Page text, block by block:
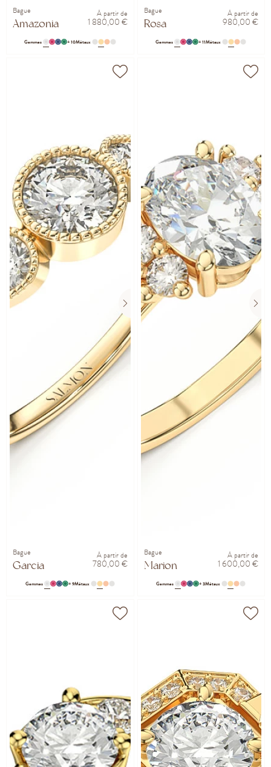
Bague
Amazonia
À partir de
1 880,00 €
Gemmes + 10Métaux
Bague
Rosa
À partir de
980,00 €
Gemmes + 11Métaux
Bague
Garcia
À partir de
780,00 €
Gemmes + 9Métaux
Bague
Marion
À partir de
1 600,00 €
Gemmes + 3Métaux